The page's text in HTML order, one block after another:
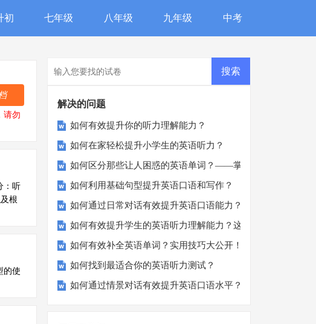
初 七年级 八年级 九年级 中考
请勿
：听
根
的使
解决的问题
如何有效提升你的听力理解能力？
如何在家轻松提升小学生的英语听力？
如何区分那些让人困惑的英语单词？——掌握词汇辨识技巧
如何利用基础句型提升英语口语和写作？
如何通过日常对话有效提升英语口语能力？
如何有效提升学生的英语听力理解能力？这里有五个实用建
如何有效补全英语单词？实用技巧大公开！
如何找到最适合你的英语听力测试？
如何通过情景对话有效提升英语口语水平？